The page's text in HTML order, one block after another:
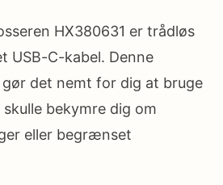
HX380631 er trådløs
USB-C-kabel. Denne
det nemt for dig at bruge
bekymre dig om
eller begrænset